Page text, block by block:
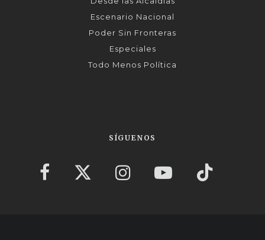
Escenario Nacional
Poder Sin Fronteras
Especiales
Todo Menos Política
SÍGUENOS